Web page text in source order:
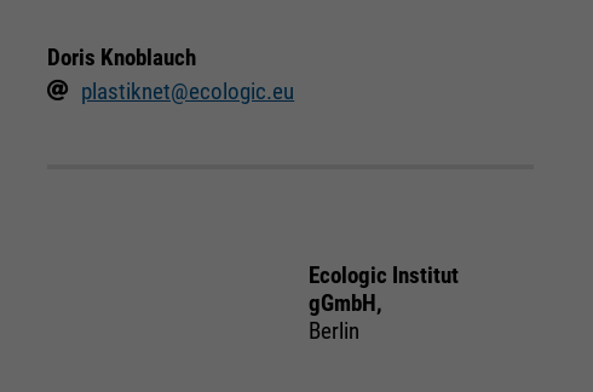
Doris Knoblauch
plastiknet@ecologic.eu
Ecologic Institut
gGmbH,
Berlin